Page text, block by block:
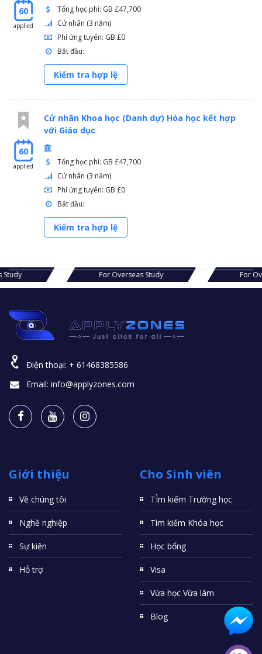
60
applied
Tổng học phí: GB £47,700
Cử nhân (3 năm)
Phí ứng tuyển: GB £0
Bắt đầu:
Kiểm tra hợp lệ
60
applied
Cử nhân Khoa học (Danh dự) Hóa học kết hợp
với Giáo dục
Tổng học phí: GB £47,700
Cử nhân (3 năm)
Phí ứng tuyển: GB £0
Bắt đầu:
Kiểm tra hợp lệ
Study For Overseas Study For
Điện thoại: + 61468385586
Email: info@applyzones.com
Giới thiệu
Về chúng tôi
Nghề nghiệp
Sự kiện
Hỗ trợ
Cho Sinh viên
TÌm kiếm Trường học
Tìm kiếm Khóa học
Học bổng
Visa
Vừa học Vừa làm
Blog